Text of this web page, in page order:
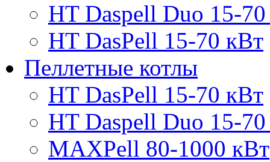
HT Daspell Duo 15-
HT DasPell 15-70 кВт
Пеллетные котлы
HT DasPell 15-70 кВт
HT Daspell Duo 15-
MAXPell 80-1000 кВт